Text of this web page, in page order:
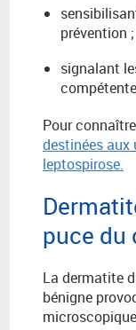
prévention ;
signalant
Pour
destinées aux
leptospirose.
puce du
La dermatite
bénigne